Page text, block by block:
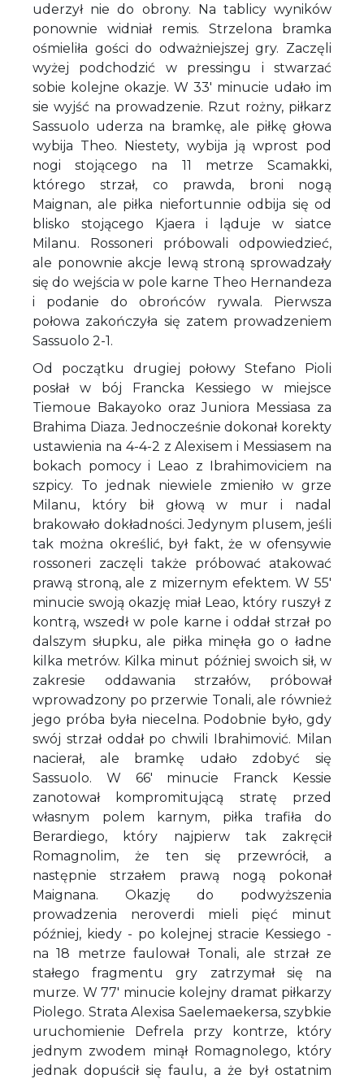
uderzył nie do obrony. Na tablicy wyników
ponownie widniał remis. Strzelona bramka
ośmieliła gości do odważniejszej gry. Zaczęli
wyżej podchodzić w pressingu i stwarzać
sobie kolejne okazje. W 33' minucie udało im
sie wyjść na prowadzenie. Rzut rożny, piłkarz
Sassuolo uderza na bramkę, ale piłkę głowa
wybija Theo. Niestety, wybija ją wprost pod
nogi stojącego na 11 metrze Scamakki,
którego strzał, co prawda, broni nogą
Maignan, ale piłka niefortunnie odbija się od
blisko stojącego Kjaera i ląduje w siatce
Milanu. Rossoneri próbowali odpowiedzieć,
ale ponownie akcje lewą stroną sprowadzały
się do wejścia w pole karne Theo Hernandeza
i podanie do obrońców rywala. Pierwsza
połowa zakończyła się zatem prowadzeniem
Sassuolo 2-1.
Od początku drugiej połowy Stefano Pioli
posłał w bój Francka Kessiego w miejsce
Tiemoue Bakayoko oraz Juniora Messiasa za
Brahima Diaza. Jednocześnie dokonał korekty
ustawienia na 4-4-2 z Alexisem i Messiasem na
bokach pomocy i Leao z Ibrahimoviciem na
szpicy. To jednak niewiele zmieniło w grze
Milanu, który bił głową w mur i nadal
brakowało dokładności. Jedynym plusem, jeśli
tak można określić, był fakt, że w ofensywie
rossoneri zaczęli także próbować atakować
prawą stroną, ale z mizernym efektem. W 55'
minucie swoją okazję miał Leao, który ruszył z
kontrą, wszedł w pole karne i oddał strzał po
dalszym słupku, ale piłka minęła go o ładne
kilka metrów. Kilka minut później swoich sił, w
zakresie oddawania strzałów, próbował
wprowadzony po przerwie Tonali, ale również
jego próba była niecelna. Podobnie było, gdy
swój strzał oddał po chwili Ibrahimović. Milan
nacierał, ale bramkę udało zdobyć się
Sassuolo. W 66' minucie Franck Kessie
zanotował kompromitującą stratę przed
własnym polem karnym, piłka trafiła do
Berardiego, który najpierw tak zakręcił
Romagnolim, że ten się przewrócił, a
następnie strzałem prawą nogą pokonał
Maignana. Okazję do podwyższenia
prowadzenia neroverdi mieli pięć minut
później, kiedy - po kolejnej stracie Kessiego -
na 18 metrze faulował Tonali, ale strzał ze
stałego fragmentu gry zatrzymał się na
murze. W 77' minucie kolejny dramat piłkarzy
Piolego. Strata Alexisa Saelemaekersa, szybkie
uruchomienie Defrela przy kontrze, który
jednym zwodem minął Romagnolego, który
jednak dopuścił się faulu, a że był ostatnim